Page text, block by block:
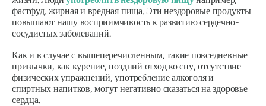
фастфуд, жирная и вредная пища. Эти нездоровые продукты
повышают нашу восприимчивость к развитию сердечно-
сосудистых заболеваний.
Как и в случае с вышеперечисленным, такие повседневные
привычки, как курение, поздний отход ко сну, отсутствие
физических упражнений, употребление алкоголя и
спиртных напитков, могут негативно сказаться на здоровье
сердца.